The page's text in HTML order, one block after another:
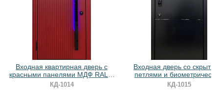
Хочу такую
Входная квартирная дверь с
красными панелями МДФ RAL и
бугельной ручкой с подсветкой
КД-1014
Входная дверь со
петлями и
замком (МДФ с
КД-1015